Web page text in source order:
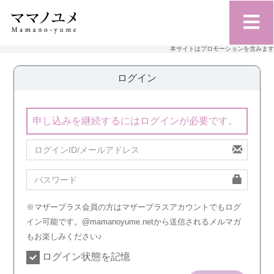
本サイトはプロモーションを含みます
ログイン
申し込みを継続するにはログインが必要です。
※マザープラス会員の方はマザープラスアカウントでもログ
イン可能です。@mamanoyume.netから送信されるメルマガ
もお楽しみください♪
ログイン状態を記憶